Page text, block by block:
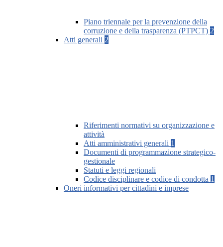
Piano triennale per la prevenzione della
corruzione e della trasparenza (PTPCT) 2
Atti generali 2
Riferimenti normativi su organizzazione e
attività
Atti amministrativi generali 1
Documenti di programmazione strategico-
gestionale
Statuti e leggi regionali
Codice disciplinare e codice di condotta 1
Oneri informativi per cittadini e imprese